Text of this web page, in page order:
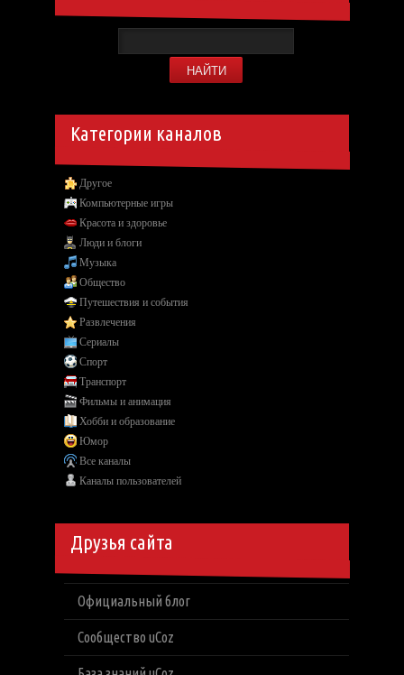
Категории каналов
Другое
Компьютерные игры
Красота и здоровье
Люди и блоги
Музыка
Общество
Путешествия и события
Развлечения
Сериалы
Спорт
Транспорт
Фильмы и анимация
Хобби и образование
Юмор
Все каналы
Каналы пользователей
Друзья сайта
Официальный блог
Сообщество uCoz